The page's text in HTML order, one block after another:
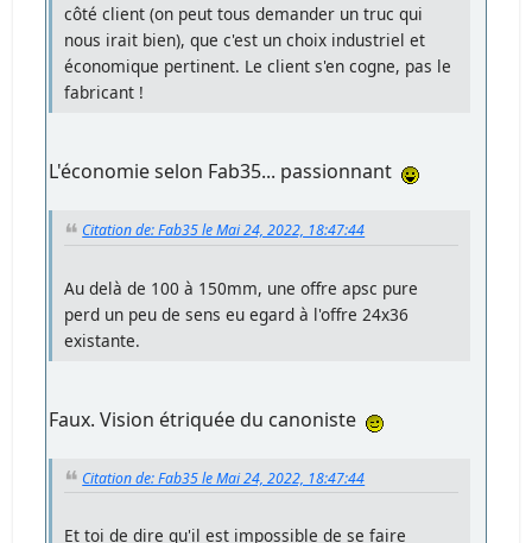
côté client (on peut tous demander un truc qui
nous irait bien), que c'est un choix industriel et
économique pertinent. Le client s'en cogne, pas le
fabricant !
L'économie selon Fab35... passionnant
Citation de: Fab35 le Mai 24, 2022, 18:47:44
Au delà de 100 à 150mm, une offre apsc pure
perd un peu de sens eu egard à l'offre 24x36
existante.
Faux. Vision étriquée du canoniste
Citation de: Fab35 le Mai 24, 2022, 18:47:44
Et toi de dire qu'il est impossible de se faire